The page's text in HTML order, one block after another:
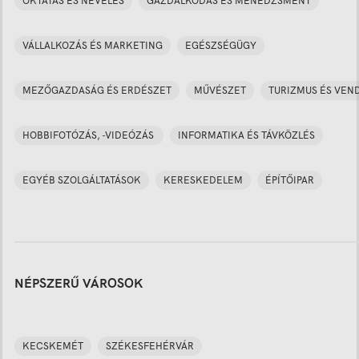
VÁLLALKOZÁS ÉS MARKETING EGÉSZSÉGÜGY
MEZŐGAZDASÁG ÉS ERDÉSZET MŰVÉSZET TURIZMUS ÉS
HOBBIFOTÓZÁS, -VIDEÓZÁS INFORMATIKA ÉS TÁVKÖZLÉS
EGYÉB SZOLGÁLTATÁSOK KERESKEDELEM ÉPÍTŐIPAR
NÉPSZERŰ VÁROSOK
KECSKEMÉT SZÉKESFEHÉRVÁR